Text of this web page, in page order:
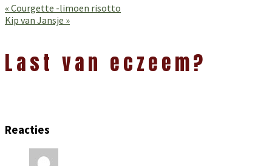
Vorig
bericht:
« Courgette -limoen risotto
Volgend
Kip van Jansje »
Interacties
Last van eczeem?
Reacties